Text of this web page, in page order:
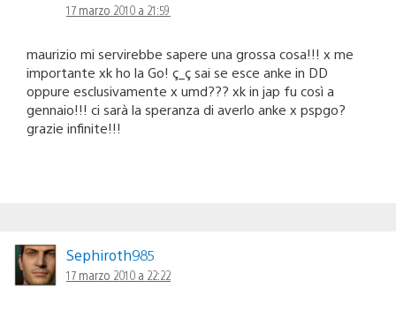
17 marzo 2010 a 21:59
maurizio mi servirebbe sapere una grossa cosa!!! x me
importante xk ho la Go! ç_ç sai se esce anke in DD
oppure esclusivamente x umd??? xk in jap fu così a
gennaio!!! ci sarà la speranza di averlo anke x pspgo?
grazie infinite!!!
Sephiroth985
17 marzo 2010 a 22:22